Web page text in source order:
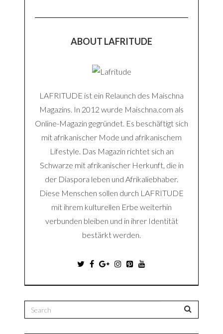
ABOUT LAFRITUDE
LAFRITUDE ist ein Relaunch des Maischna
Magazins. In 2012 wurde Maischna.com als
Online-Magazin gegründet. Es beschäftigt sich
mit afrikanischer Mode und afrikanischem
Lifestyle. Das Magazin richtet sich an
Schwarze mit afrikanischer Herkunft, die in
der Diaspora leben und Afrikaliebhaber.
Diese Menschen sollen durch LAFRITUDE
mit ihrem kulturellen Erbe weiterhin
verbunden bleiben und in ihrer Identität
bestärkt werden.